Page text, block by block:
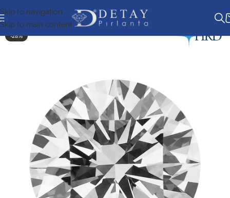
Skip to navigation
Skip to main content
-28%